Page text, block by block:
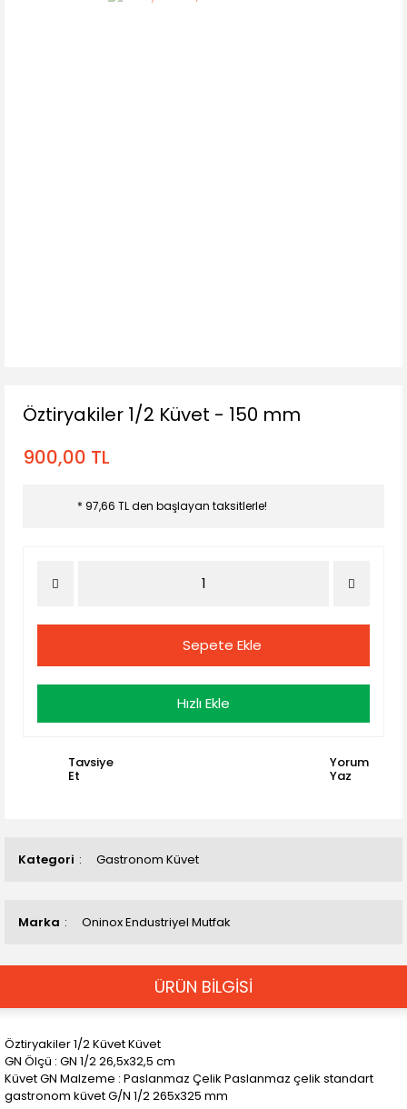
Kategori Gastronom Küvet
Marka Oninox Endustriyel Mutfak
Öztiryakiler 1/2 Küvet - 150 mm
900,00 TL
* 97,66 TL den başlayan taksitlerle!
Sepete Ekle
Hızlı Ekle
Tavsiye
Et
Yorum
Yaz
ÜRÜN BİLGİSİ
Öztiryakiler 1/2 Küvet Küvet
GN Ölçü : GN 1/2 26,5x32,5 cm
Küvet GN Malzeme : Paslanmaz Çelik Paslanmaz çelik standart
gastronom küvet G/N 1/2 265x325 mm